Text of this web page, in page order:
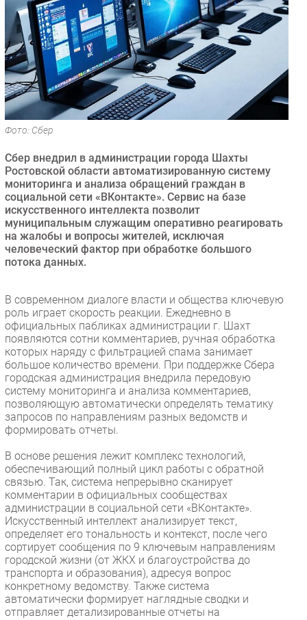
Outsourcing
Кадры
Регулирование
Финансы
Web
Безопасность
Инновации
Гаджеты
Здоровье
РАЗДЕЛЫ
Новости
Аналитика
Мероприятия
Проекты
IT класс
Тестовый стенд
Каталог компаний
Фото: Сбер
Сбер внедрил в администрации города Шахты
Ростовской области автоматизированную систему
мониторинга и анализа обращений граждан в
социальной сети «ВКонтакте». Сервис на базе
искусственного интеллекта позволит
муниципальным служащим оперативно реагировать
на жалобы и вопросы жителей, исключая
человеческий фактор при обработке большого
потока данных.
В современном диалоге власти и общества ключевую
роль играет скорость реакции. Ежедневно в
официальных пабликах администрации г. Шахт
появляются сотни комментариев, ручная обработка
которых наряду с фильтрацией спама занимает
большое количество времени. При поддержке Сбера
городская администрация внедрила передовую
систему мониторинга и анализа комментариев,
позволяющую автоматически определять тематику
запросов по направлениям разных ведомств и
формировать отчеты.
В основе решения лежит комплекс технологий,
обеспечивающий полный цикл работы с обратной
связью. Так, система непрерывно сканирует
комментарии в официальных сообществах
администрации в социальной сети «ВКонтакте».
Искусственный интеллект анализирует текст,
определяет его тональность и контекст, после чего
сортирует сообщения по 9 ключевым направлениям
городской жизни (от ЖКХ и благоустройства до
транспорта и образования), адресуя вопрос
конкретному ведомству. Также система
автоматически формирует наглядные сводки и
отправляет детализированные отчеты на